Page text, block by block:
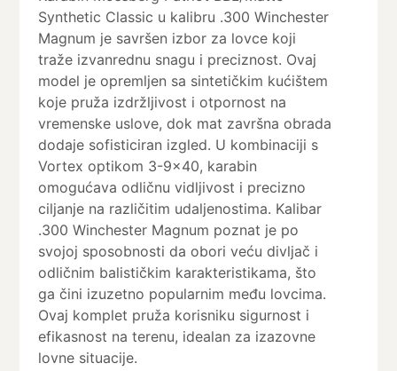
Synthetic Classic u kalibru .300 Winchester
Magnum je savršen izbor za lovce koji
traže izvanrednu snagu i preciznost. Ovaj
model je opremljen sa sintetičkim kućištem
koje pruža izdržljivost i otpornost na
vremenske uslove, dok mat završna obrada
dodaje sofisticiran izgled. U kombinaciji s
Vortex optikom 3-9×40, karabin
omogućava odličnu vidljivost i precizno
ciljanje na različitim udaljenostima. Kalibar
.300 Winchester Magnum poznat je po
svojoj sposobnosti da obori veću divljač i
odličnim balističkim karakteristikama, što
ga čini izuzetno popularnim među lovcima.
Ovaj komplet pruža korisniku sigurnost i
efikasnost na terenu, idealan za izazovne
lovne situacije.